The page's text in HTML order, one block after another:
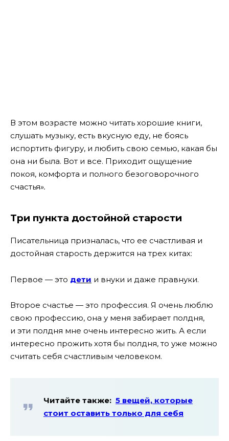
В этом возрасте можно читать хорошие книги,
слушать музыку, есть вкусную еду, не боясь
испортить фигуру, и любить свою семью, какая бы
она ни была. Вот и все. Приходит ощущение
покоя, комфорта и полного безоговорочного
счастья».
Три пункта достойной старости
Писательница призналась, что ее счастливая и
достойная старость держится на трех китах:
Первое — это дети и внуки и даже правнуки.
Второе счастье — это профессия. Я очень люблю
свою профессию, она у меня забирает полдня,
и эти полдня мне очень интересно жить. А если
интересно прожить хотя бы полдня, то уже можно
считать себя счастливым человеком.
Читайте также: 5 вещей, которые
стоит оставить только для себя